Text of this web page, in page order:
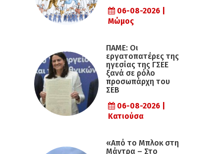
06-08-2026 |
Μώμος
ΠΑΜΕ: Οι
εργατοπατέρες της
ηγεσίας της ΓΣΕΕ
ξανά σε ρόλο
προσωπάρχη του
ΣΕΒ
06-08-2026 |
Κατιούσα
«Από το Μπλοκ στη
Μάντρα – Στο